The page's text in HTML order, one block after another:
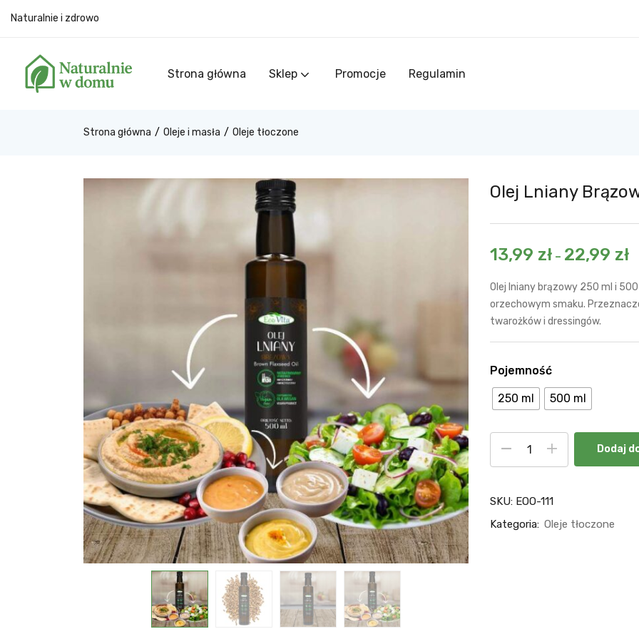
Naturalnie i zdrowo
Strona główna Sklep Promocje Regulamin
Strona główna Oleje i masła Oleje tłoczone
Olej Lniany
13,99 zł – 22,99 zł
Olej lniany brązowy 250 ml i
orzechowym smaku.
twarożków i dressingów.
Pojemność
250 ml 500 ml
Dodaj
SKU: EOO-111
Kategoria: Oleje tłoczone